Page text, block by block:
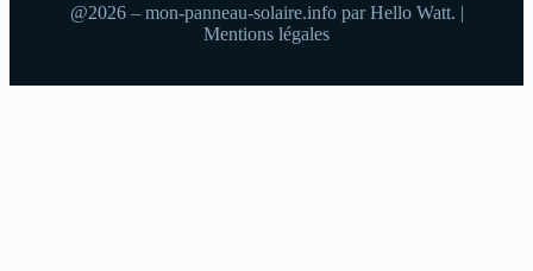
@2026 – mon-panneau-solaire.info par Hello Watt. |
Mentions légales